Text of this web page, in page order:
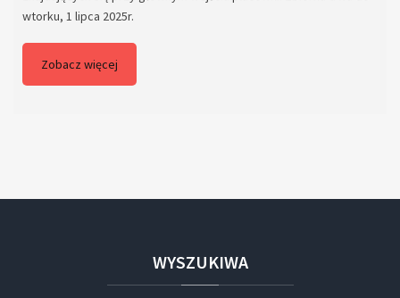
wtorku, 1 lipca 2025r.
Zobacz więcej
WYSZUKIWA